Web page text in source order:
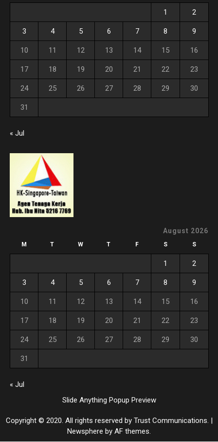
1 2
3 4 5 6 7 8 9
10 11 12 13 14 15 16
17 18 19 20 21 22 23
24 25 26 27 28 29 30
31
« Jul
August 2026
M T W T F S S
1 2
3 4 5 6 7 8 9
10 11 12 13 14 15 16
17 18 19 20 21 22 23
24 25 26 27 28 29 30
31
« Jul
Slide Anything Popup Preview
Copyright © 2020. All rights reserved by Trust Communications. |
Newsphere by AF themes.